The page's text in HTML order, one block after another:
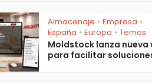
Almacenaje • Empresa •
España • Europa • Temas
Moldstock lanza nueva
para facilitar